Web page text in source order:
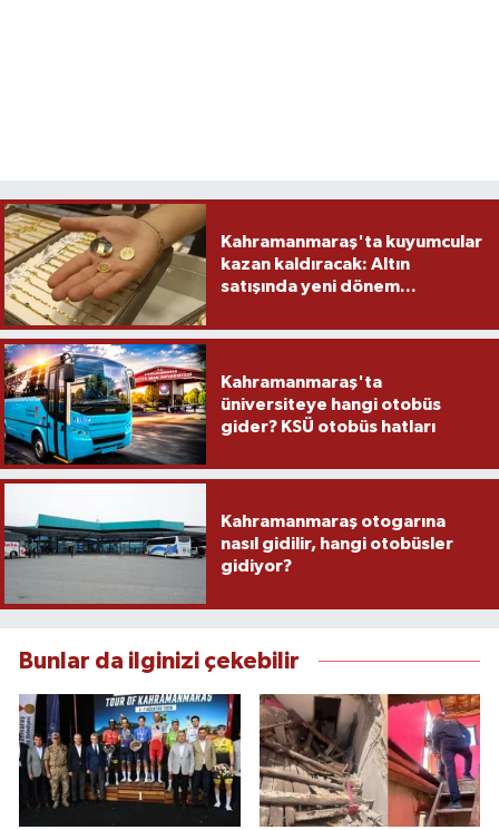
Kahramanmaraş'ta kuyumcular
kazan kaldıracak: Altın
satışında yeni dönem...
Kahramanmaraş'ta
üniversiteye hangi otobüs
gider? KSÜ otobüs hatları
Kahramanmaraş otogarına
nasıl gidilir, hangi otobüsler
gidiyor?
Bunlar da ilginizi çekebilir